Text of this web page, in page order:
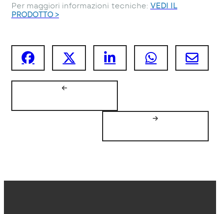
Per maggiori informazioni tecniche: VEDI IL
PRODOTTO >